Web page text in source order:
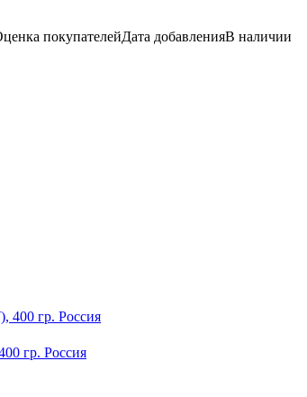
покупателейДата добавленияВ наличии
гр. Россия